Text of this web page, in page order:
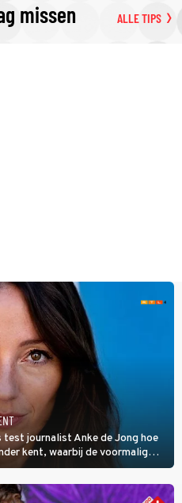
missen ALLE TIPS
test journalist Anke de Jong hoe
kent, waarbij de voormalig
en Elle het samen met
da Graça en Marc-Marie